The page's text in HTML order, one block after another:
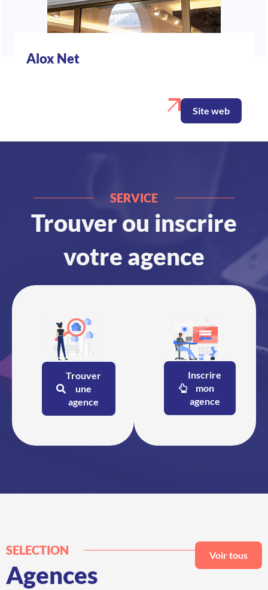
Alox Net
Site web
SERVICE
Trouver ou inscrire
votre agence
Trouver
une
agence
Inscrire
mon
agence
SELECTION
Agences
Voir tous